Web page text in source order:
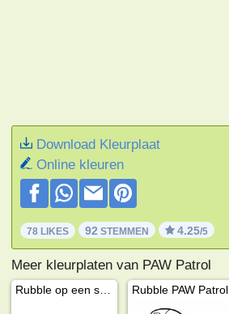
Download Kleurplaat
Online kleuren
78 LIKES 92 STEMMEN 4.25/5
Meer kleurplaten van PAW Patrol
Rubble PAW Patrol